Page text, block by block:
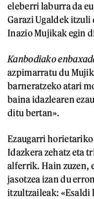
eleberri laburra da
Garazi Ugaldek itzuli
Inazio Mujikak egin
Kanbodiako
azpimarratu du
barneratzeko atari
baina idazlearen
ditu bertan».
Ezaugarri
Idazkera zehatz eta
alferrik. Hain zuzen,
jasotzea izan du
itzultzaileak: